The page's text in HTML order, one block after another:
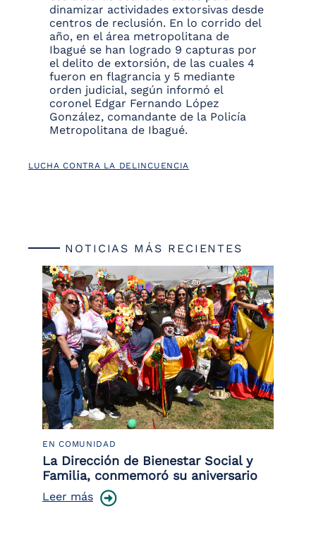
dinamizar actividades extorsivas desde
centros de reclusión. En lo corrido del
año, en el área metropolitana de
Ibagué se han logrado 9 capturas por
el delito de extorsión, de las cuales 4
fueron en flagrancia y 5 mediante
orden judicial, según informó el
coronel Edgar Fernando López
González, comandante de la Policía
Metropolitana de Ibagué.
LUCHA CONTRA LA DELINCUENCIA
NOTICIAS MÁS RECIENTES
EN COMUNIDAD
La Dirección de Bienestar Social y
Familia, conmemoró su aniversario
Leer más